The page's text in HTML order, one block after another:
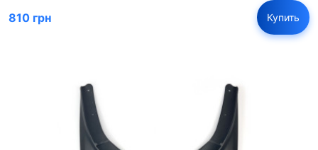
810 грн Купить